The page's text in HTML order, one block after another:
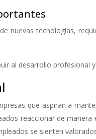
tecnologías,
al desarrollo profesional
que aspiran a
reaccionar de
se sienten